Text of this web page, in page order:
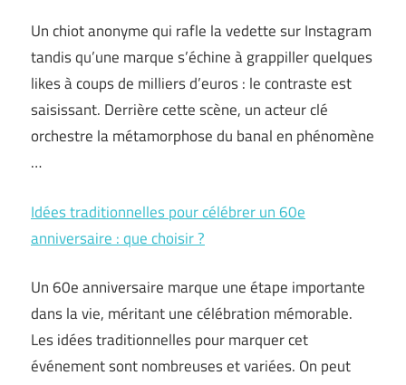
Un chiot anonyme qui rafle la vedette sur Instagram
tandis qu’une marque s’échine à grappiller quelques
likes à coups de milliers d’euros : le contraste est
saisissant. Derrière cette scène, un acteur clé
orchestre la métamorphose du banal en phénomène
…
Idées traditionnelles pour célébrer un 60e
anniversaire : que choisir ?
Un 60e anniversaire marque une étape importante
dans la vie, méritant une célébration mémorable.
Les idées traditionnelles pour marquer cet
événement sont nombreuses et variées. On peut